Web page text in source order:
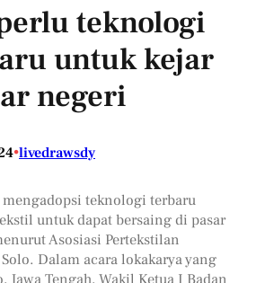
teknologi
untuk kejar
negeri
•livedrawsdy
teknologi terbaru
untuk dapat bersaing di pasar
Asosiasi Pertekstilan
Dalam acara lokakarya yang
Jawa Tengah, Wakil Ketua I Badan